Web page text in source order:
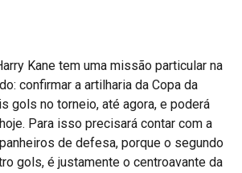
Kane tem uma missão particular na
confirmar a artilharia da Copa da
gols no torneio, até agora, e poderá
Para isso precisará contar com a
de defesa, porque o segundo
gols, é justamente o centroavante da